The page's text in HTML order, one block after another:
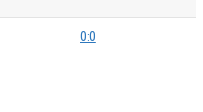
0:0